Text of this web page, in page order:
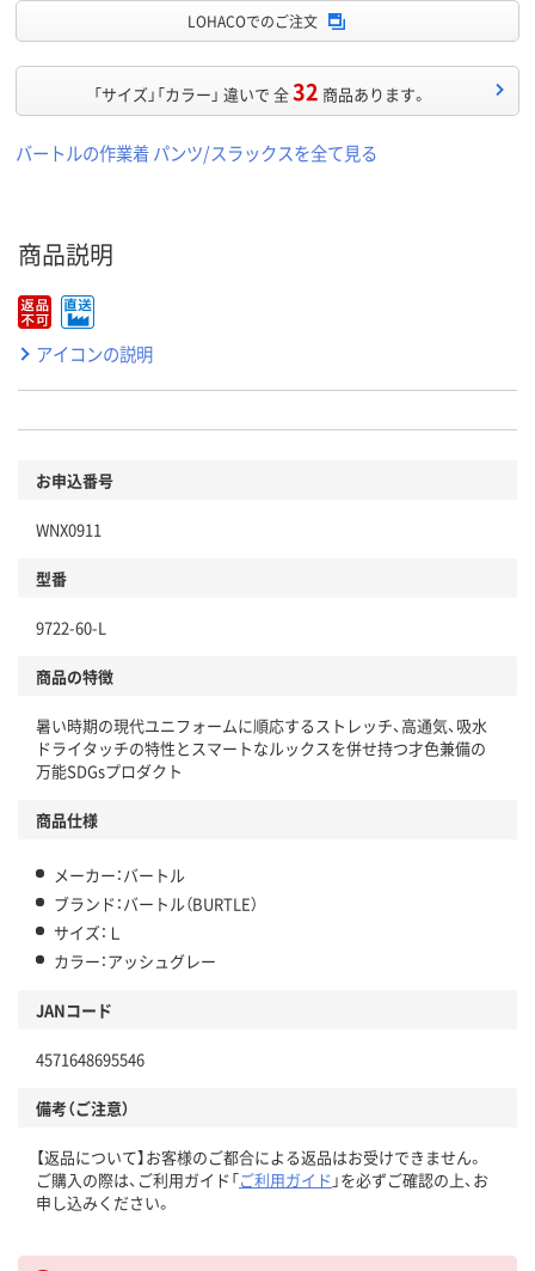
LOHACOでのご注文
「サイズ」「カラー」 違いで 全32 商品あります。
バートルの作業着 パンツ/スラックスを全て見る
商品説明
アイコンの説明
お申込番号
WNX0911
型番
9722-60-L
商品の特徴
暑い時期の現代ユニフォームに順応するストレッチ、高通気、吸水
ドライタッチの特性とスマートなルックスを併せ持つ才色兼備の
万能SDGsプロダクト
商品仕様
メーカー：バートル
ブランド：バートル（BURTLE）
サイズ：Ｌ
カラー：アッシュグレー
JANコード
4571648695546
備考（ご注意）
【返品について】お客様のご都合による返品はお受けできません。
ご購入の際は、ご利用ガイド「ご利用ガイド 」を必ずご確認の上、お
申し込みください。